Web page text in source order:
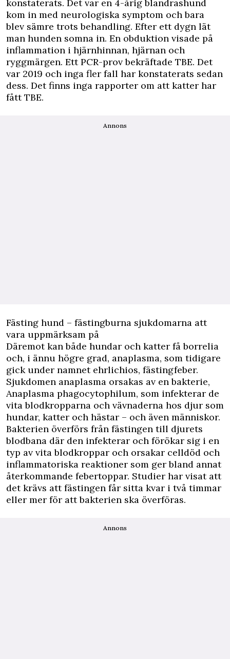
konstaterats. Det var en 4-årig blandrashund
kom in med neurologiska symptom och bara
blev sämre trots behandling. Efter ett dygn lät
man hunden somna in. En obduktion visade på
inflammation i hjärnhinnan, hjärnan och
ryggmärgen. Ett PCR-prov bekräftade TBE. Det
var 2019 och inga fler fall har konstaterats sedan
dess. Det finns inga rapporter om att katter har
fått TBE.
Annons
Fästing hund – fästingburna sjukdomarna att
vara uppmärksam på
Däremot kan både hundar och katter få borrelia
och, i ännu högre grad, anaplasma, som tidigare
gick under namnet ehrlichios, fästingfeber.
Sjukdomen anaplasma orsakas av en bakterie,
Anaplasma phagocytophilum, som infekterar de
vita blodkropparna och vävnaderna hos djur som
hundar, katter och hästar – och även människor.
Bakterien överförs från fästingen till djurets
blodbana där den infekterar och förökar sig i en
typ av vita blodkroppar och orsakar celldöd och
inflammatoriska reaktioner som ger bland annat
återkommande febertoppar. Studier har visat att
det krävs att fästingen får sitta kvar i två timmar
eller mer för att bakterien ska överföras.
Annons